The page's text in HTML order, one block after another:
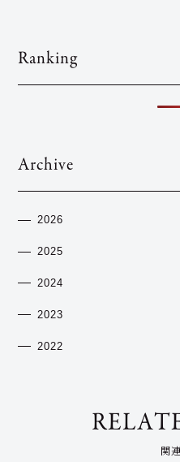
Ranking
Archive
2026
2025
2024
2023
2022
関